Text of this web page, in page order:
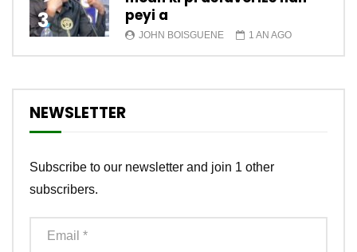
3
peyi a
JOHN BOISGUENE 1 AN AGO
NEWSLETTER
Subscribe to our newsletter and join 1 other
subscribers.